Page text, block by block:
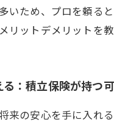
いため、プロを頼る
リットデメリットを
：積立保険が持つ
来の安心を手に入れ